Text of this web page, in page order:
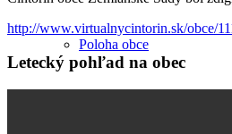
Poloha obce
http://www.virtualnycintorin.sk/obce/
Letecký pohľad na obec